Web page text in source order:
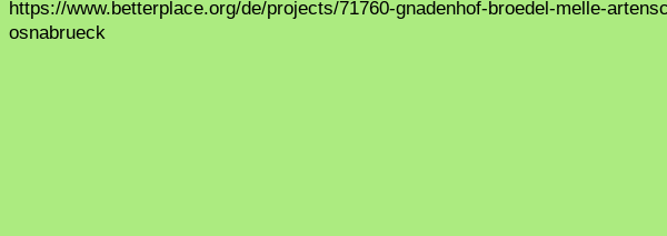
https://www.betterplace.org/de/projects/71760-gnadenhof-broedel-melle-
osnabrueck